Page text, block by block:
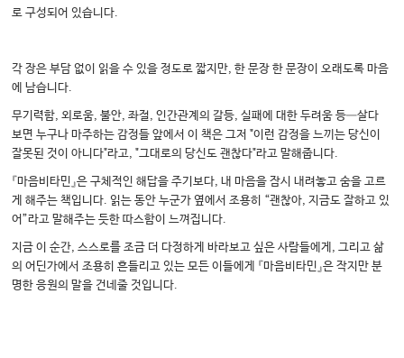
로 구성되어 있습니다.
각 장은 부담 없이 읽을 수 있을 정도로 짧지만, 한 문장 한 문장이 오래도록 마음
에 남습니다.
무기력함, 외로움, 불안, 좌절, 인간관계의 갈등, 실패에 대한 두려움 등—살다
보면 누구나 마주하는 감정들 앞에서 이 책은 그저 "이런 감정을 느끼는 당신이
잘못된 것이 아니다"라고, "그대로의 당신도 괜찮다"라고 말해줍니다.
『마음비타민』은 구체적인 해답을 주기보다, 내 마음을 잠시 내려놓고 숨을 고르
게 해주는 책입니다. 읽는 동안 누군가 옆에서 조용히 “괜찮아, 지금도 잘하고 있
어”라고 말해주는 듯한 따스함이 느껴집니다.
지금 이 순간, 스스로를 조금 더 다정하게 바라보고 싶은 사람들에게, 그리고 삶
의 어딘가에서 조용히 흔들리고 있는 모든 이들에게 『마음비타민』은 작지만 분
명한 응원의 말을 건네줄 것입니다.